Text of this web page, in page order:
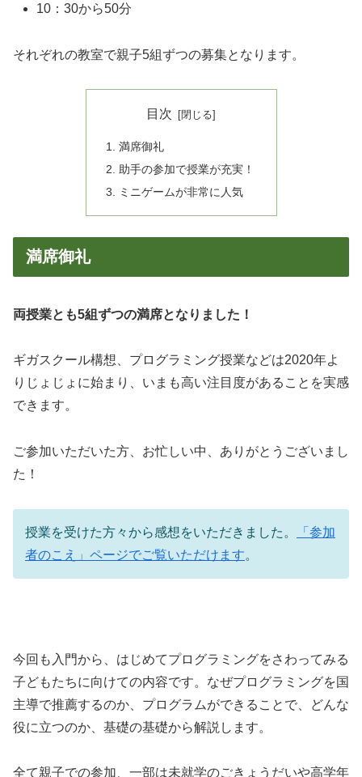
10：30から50分
それぞれの教室で親子5組ずつの募集となります。
目次
満席御礼
助手の参加で授業が充実！
ミニゲームが非常に人気
満席御礼
両授業とも5組ずつの満席となりました！
ギガスクール構想、プログラミング授業などは2020年よ
りじょじょに始まり、いまも高い注目度があることを実感
できます。
ご参加いただいた方、お忙しい中、ありがとうございまし
た！
授業を受けた方々から感想をいただきました。
「参加
者のこえ」ページでご覧いただけます。
今回も入門から、はじめてプログラミングをさわってみる
子どもたちに向けての内容です。なぜプログラミングを国
主導で推薦するのか、プログラムができることで、どんな
役に立つのか、基礎の基礎から解説します。
全て親子での参加、一部は未就学のごきょうだいや高学年